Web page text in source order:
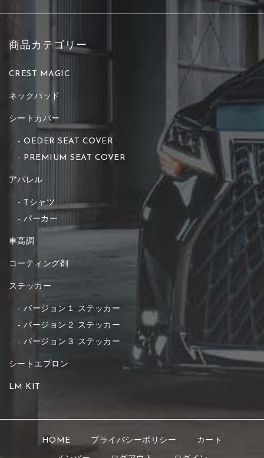
商品カテゴリー
CREST MAGIC
ネックパッド
シートカバー
OEDER SEAT COVER
PREMIUM SEAT COVER
アパレル
Tシャツ
パーカー
車高調
コーティング剤
ステッカー
バージョン１ ステッカー
バージョン２ ステッカー
バージョン３ ステッカー
シートエプロン
LM KIT
HOME プライバシーポリシー カート